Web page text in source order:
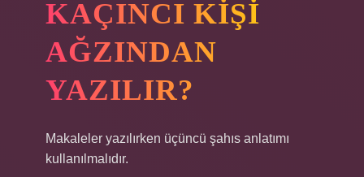
KAÇINCI KIŞI
AĞZINDAN
YAZILIR?
Makaleler yazılırken üçüncü şahıs anlatımı
kullanılmalıdır.